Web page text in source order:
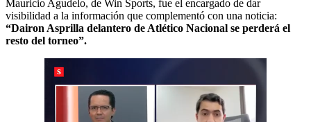
Mauricio Agudelo, de Win Sports, fue el encargado de dar
visibilidad a la información que complementó con una noticia:
“Dairon Asprilla delantero de Atlético Nacional se perderá el
resto del torneo”.